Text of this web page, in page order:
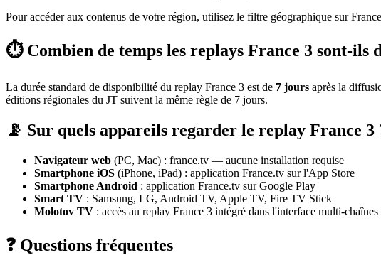
Pour accéder aux contenus de votre région, utilisez le filtre géographique sur
⏱️ Combien de temps les replays France 3 sont-ils
La durée standard de disponibilité du replay France 3 est de 7 jours après la
éditions régionales du JT suivent la même règle de 7 jours.
📡 Sur quels appareils regarder le replay France 3
Navigateur web (PC, Mac) : france.tv — aucune installation requise
Smartphone iOS (iPhone, iPad) : application France.tv sur l'App Store
Smartphone Android : application France.tv sur Google Play
Smart TV : Samsung, LG, Android TV, Apple TV, Fire TV Stick
Molotov TV : accès au replay France 3 intégré dans l'interface multi-chaînes
❓ Questions fréquentes